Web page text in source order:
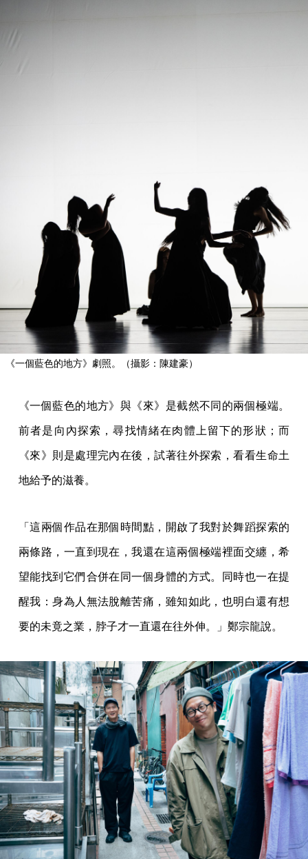
《一個藍色的地方》劇照。（攝影：陳建豪）
《一個藍色的地方》與《來》是截然不同的兩個極端。
前者是向內探索，尋找情緒在肉體上留下的形狀；而
《來》則是處理完內在後，試著往外探索，看看生命土
地給予的滋養。
「這兩個作品在那個時間點，開啟了我對於舞蹈探索的
兩條路，一直到現在，我還在這兩個極端裡面交纏，希
望能找到它們合併在同一個身體的方式。同時也一在提
醒我：身為人無法脫離苦痛，雖知如此，也明白還有想
要的未竟之業，脖子才一直還在往外伸。」鄭宗龍說。